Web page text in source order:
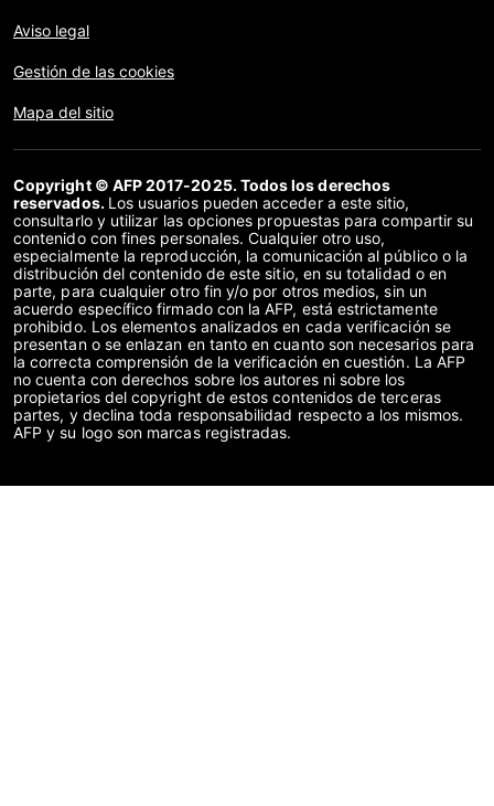
Aviso legal
Gestión de las cookies
Mapa del sitio
Copyright © AFP 2017-2025. Todos los derechos
reservados. Los usuarios pueden acceder a este sitio,
consultarlo y utilizar las opciones propuestas para compartir su
contenido con fines personales. Cualquier otro uso,
especialmente la reproducción, la comunicación al público o la
distribución del contenido de este sitio, en su totalidad o en
parte, para cualquier otro fin y/o por otros medios, sin un
acuerdo específico firmado con la AFP, está estrictamente
prohibido. Los elementos analizados en cada verificación se
presentan o se enlazan en tanto en cuanto son necesarios para
la correcta comprensión de la verificación en cuestión. La AFP
no cuenta con derechos sobre los autores ni sobre los
propietarios del copyright de estos contenidos de terceras
partes, y declina toda responsabilidad respecto a los mismos.
AFP y su logo son marcas registradas.